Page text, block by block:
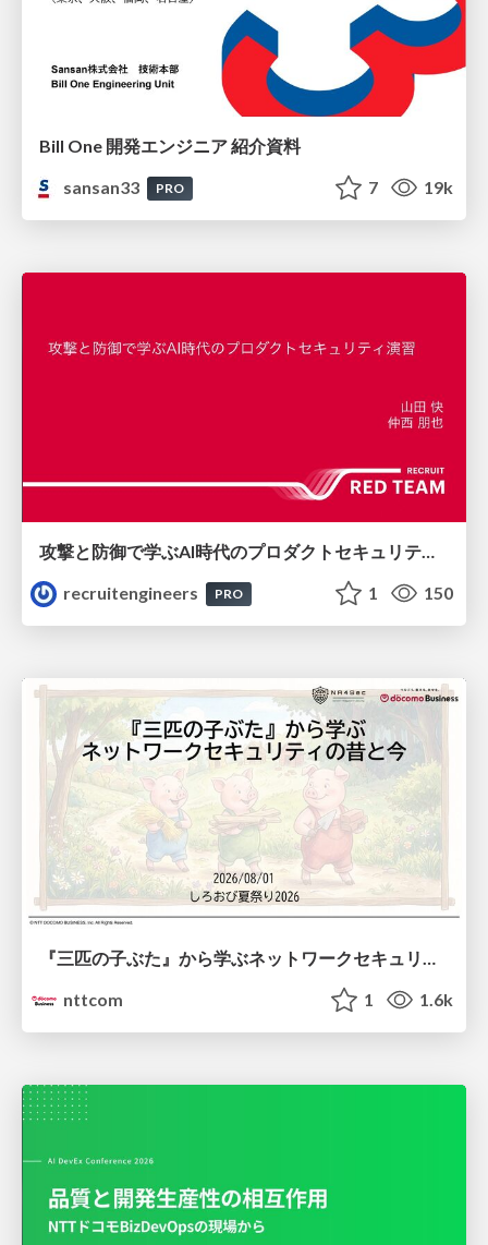
Bill One 開発エンジニア 紹介資料
sansan33
PRO 7 19k
攻撃と防御で学ぶAI時代のプロダクトセキュリティ演習
recruitengineers
PRO 1 150
nttcom
1 1.6k